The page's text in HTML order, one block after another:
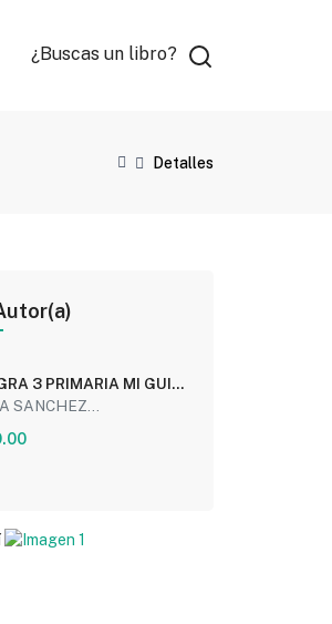
¿Buscas un libro?
Detalles
3 PRIMARIA MI GUIA
(INCLUYE...
SANCHEZ...